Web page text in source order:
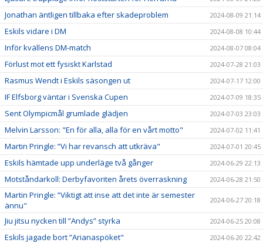
Jonathan äntligen tillbaka efter skadeproblem 2024-08-09 21:14
Eskils vidare i DM 2024-08-08 10:44
Inför kvällens DM-match 2024-08-07 08:04
Förlust mot ett fysiskt Karlstad 2024-07-28 21:03
Rasmus Wendt i Eskils säsongen ut 2024-07-17 12:00
IF Elfsborg väntar i Svenska Cupen 2024-07-09 18:35
Sent Olympicmål grumlade glädjen 2024-07-03 23:03
Melvin Larsson: "En för alla, alla för en vårt motto" 2024-07-02 11:41
Martin Pringle: ”Vi har revansch att utkräva" 2024-07-01 20:45
Eskils hämtade upp underläge två gånger 2024-06-29 22:13
Motståndarkoll: Derbyfavoriten årets överraskning 2024-06-28 21:50
Martin Pringle: ”Viktigt att inse att det inte är semester
ännu"
2024-06-27 20:18
Jiu jitsu nycken till ”Andys” styrka 2024-06-25 20:08
Eskils jagade bort ”Arianaspöket" 2024-06-20 22:42